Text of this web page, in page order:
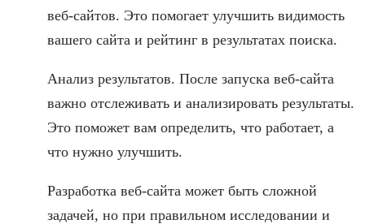
веб-сайтов. Это помогает улучшить видимость
вашего сайта и рейтинг в результатах поиска.
Анализ результатов. После запуска веб-сайта
важно отслеживать и анализировать результаты.
Это поможет вам определить, что работает, а
что нужно улучшить.
Разработка веб-сайта может быть сложной
задачей, но при правильном исследовании и